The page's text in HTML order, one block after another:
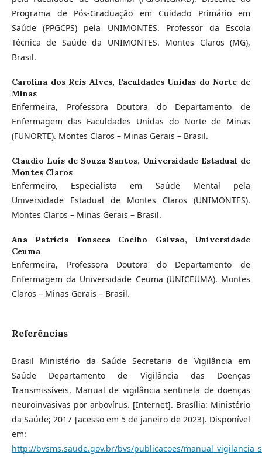
Programa de Pós-Graduação em Cuidado Primário em
Saúde (PPGCPS) pela UNIMONTES. Professor da Escola
Técnica de Saúde da UNIMONTES. Montes Claros (MG),
Brasil.
Carolina dos Reis Alves, Faculdades Unidas do Norte de
Minas
Enfermeira, Professora Doutora do Departamento de
Enfermagem das Faculdades Unidas do Norte de Minas
(FUNORTE). Montes Claros – Minas Gerais – Brasil.
Claudio Luís de Souza Santos, Universidade Estadual de
Montes Claros
Enfermeiro, Especialista em Saúde Mental pela
Universidade Estadual de Montes Claros (UNIMONTES).
Montes Claros – Minas Gerais – Brasil.
Ana Patrícia Fonseca Coelho Galvão, Universidade
Ceuma
Enfermeira, Professora Doutora do Departamento de
Enfermagem da Universidade Ceuma (UNICEUMA). Montes
Claros – Minas Gerais – Brasil.
Referências
Brasil Ministério da Saúde Secretaria de Vigilância em
Saúde Departamento de Vigilância das Doenças
Transmissíveis. Manual de vigilância sentinela de doenças
neuroinvasivas por arbovírus. [Internet]. Brasília: Ministério
da Saúde; 2017 [acesso em 5 de janeiro de 2023]. Disponível
em:
http://bvsms.saude.gov.br/bvs/publicacoes/